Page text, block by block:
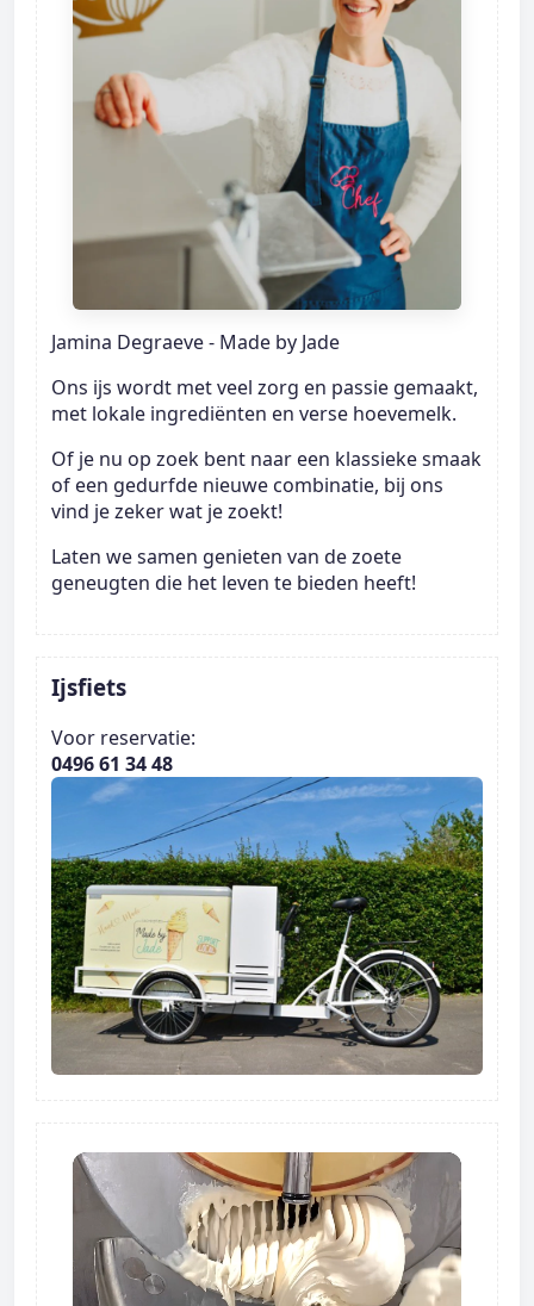
Jamina Degraeve - Made by Jade
Ons ijs wordt met veel zorg en passie gemaakt,
met lokale ingrediënten en verse hoevemelk.
Of je nu op zoek bent naar een klassieke smaak
of een gedurfde nieuwe combinatie, bij ons
vind je zeker wat je zoekt!
Laten we samen genieten van de zoete
geneugten die het leven te bieden heeft!
Ijsfiets
Voor reservatie:
0496 61 34 48